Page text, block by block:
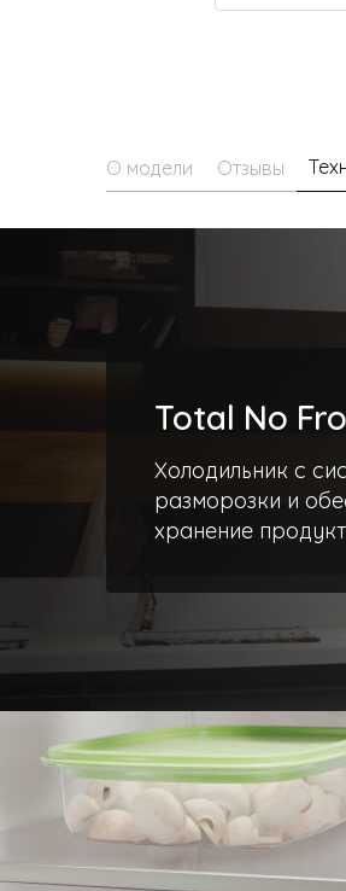
О модели Отзывы
Total No
Холодильник с
разморозки и
хранение